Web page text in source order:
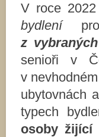
V roce
bydlení
z
senioři v
v
ubytovnách
typech
osoby žijící